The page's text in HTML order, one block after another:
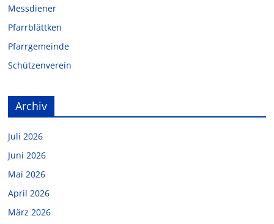
Messdiener
Pfarrblättken
Pfarrgemeinde
Schützenverein
Archiv
Juli 2026
Juni 2026
Mai 2026
April 2026
März 2026